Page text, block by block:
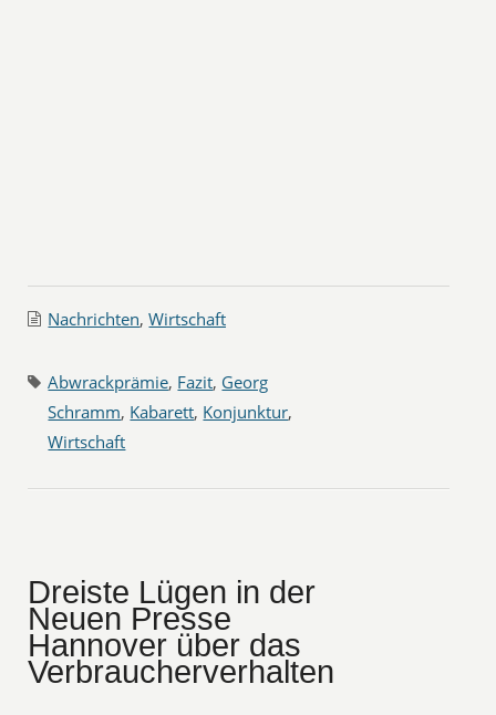
Nachrichten,Wirtschaft
Abwrackprämie, Fazit, Georg
Schramm, Kabarett, Konjunktur,
Wirtschaft
Dreiste Lügen in der
Neuen Presse
Hannover über das
Verbraucherverhalten